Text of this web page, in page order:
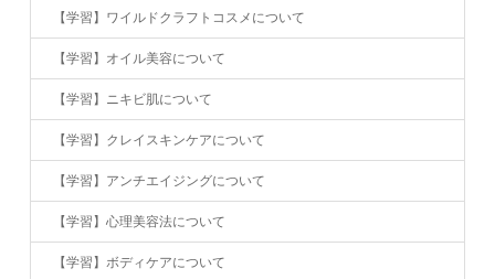
【学習】ワイルドクラフトコスメについて
【学習】オイル美容について
【学習】ニキビ肌について
【学習】クレイスキンケアについて
【学習】アンチエイジングについて
【学習】心理美容法について
【学習】ボディケアについて